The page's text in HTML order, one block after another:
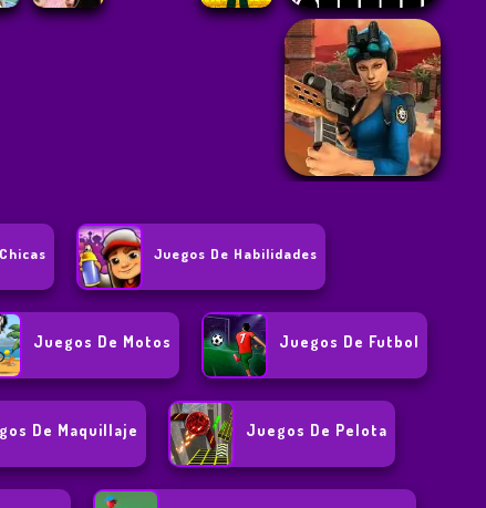
Juegos De Habilidades
Juegos De Motos Juegos De Futbol
De Maquillaje Juegos De Pelota